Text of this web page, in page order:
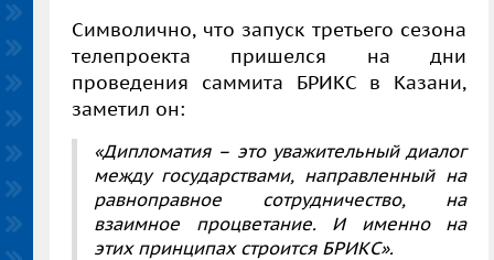
Символично, что запуск третьего сезона
телепроекта пришелся на дни
проведения саммита БРИКС в Казани,
заметил он:
«Дипломатия – это уважительный диалог
между государствами, направленный на
равноправное сотрудничество, на
взаимное процветание. И именно на
этих принципах строится БРИКС».